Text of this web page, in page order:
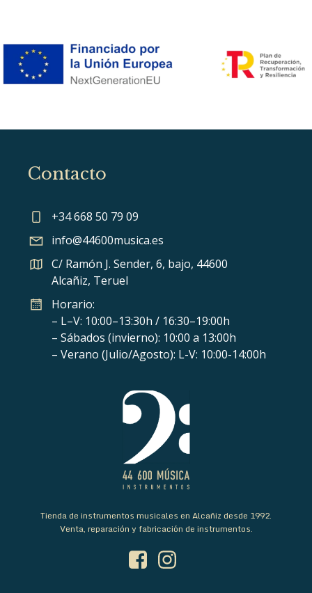
Contacto
+34 668 50 79 09
info@44600musica.es
C/ Ramón J. Sender, 6, bajo, 44600
Alcañiz, Teruel
Horario:
– L–V: 10:00–13:30h / 16:30–19:00h
– Sábados (invierno): 10:00 a 13:00h
– Verano (Julio/Agosto): L-V: 10:00-14:00h
Tienda de instrumentos musicales en Alcañiz desde 1992.
Venta, reparación y fabricación de instrumentos.